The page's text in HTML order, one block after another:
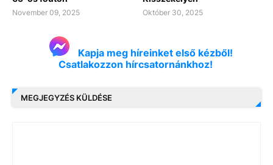
November 09, 2025 Október 30, 2025
Kapja meg híreinket első kézből!
Csatlakozzon hírcsatornánkhoz!
MEGJEGYZÉS KÜLDÉSE